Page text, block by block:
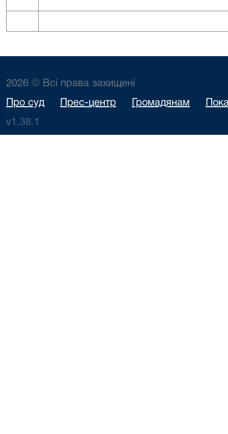
2026 © Всі права захищені
Про суд Прес-центр Громадянам
v1.38.1